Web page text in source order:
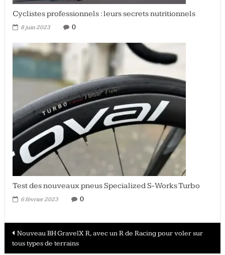
Cyclistes professionnels : leurs secrets nutritionnels
8 juin 2023 0
Test des nouveaux pneus Specialized S-Works Turbo
6 février 2023 0
Navigation
des
Nouveau BH GravelX R, avec un R de Racing pour voler sur
tous types de terrains